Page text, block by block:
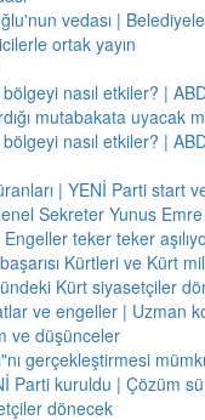
vedası |
ortak yayın
nasıl etkiler? |
mutabakata uyacak
nasıl etkiler? |
| YENİ Parti start
Sekreter Yunus Emre
teker teker
Kürtleri ve Kürt
Kürt siyasetçiler
ve engeller | Uzman
ve düşünceler
gerçekleştirmesi
Parti kuruldu | Çözüm
dönecek